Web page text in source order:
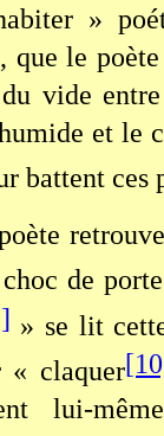
»
que le
vide
et le
battent ces
de porte
» se lit
claquer
lui-